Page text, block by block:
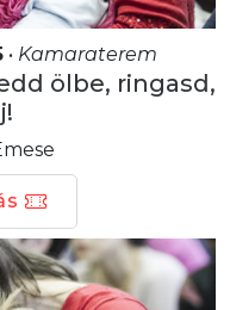
• Kamaraterem
ölbe, ringasd,